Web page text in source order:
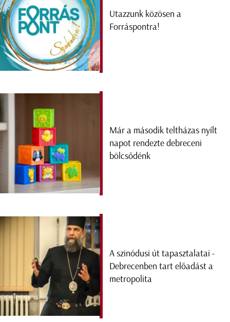
Utazzunk közösen a
Forráspontra!
Már a második teltházas nyílt
napot rendezte debreceni
bölcsődénk
A szinódusi út tapasztalatai -
Debrecenben tart előadást a
metropolita